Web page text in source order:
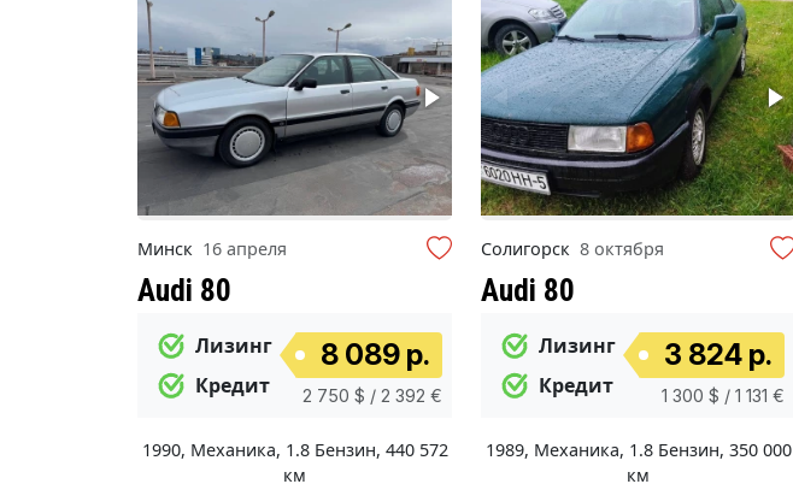
Минск 16 апреля
Audi 80
Лизинг
Кредит
8 089 р.
2 750 $ / 2 392 €
1990, Механика, 1.8 Бензин, 440 572
км
Солигорск 8 октября
Audi 80
Лизинг
Кредит
3 824 р.
1 300 $ / 1 131 €
1989, Механика, 1.8 Бензин, 350 000
км